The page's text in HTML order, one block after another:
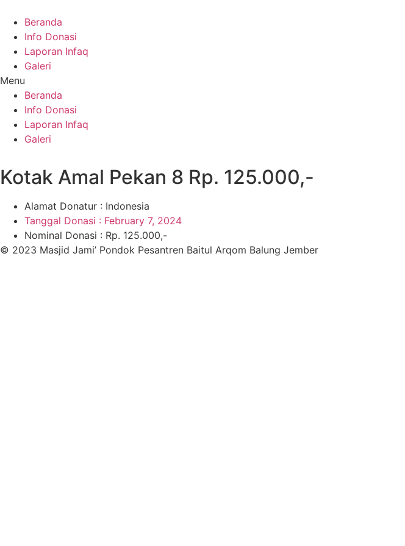
content
Beranda
Info Donasi
Laporan Infaq
Galeri
Menu
Beranda
Info Donasi
Laporan Infaq
Galeri
Kotak Amal Pekan 8 Rp. 125.000,-
Alamat Donatur : Indonesia
Tanggal Donasi : February 7, 2024
Nominal Donasi : Rp. 125.000,-
© 2023 Masjid Jami’ Pondok Pesantren Baitul Arqom Balung Jember